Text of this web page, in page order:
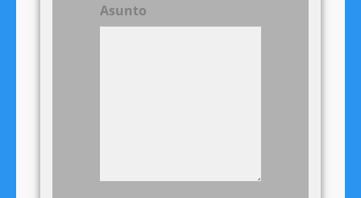
Asunto